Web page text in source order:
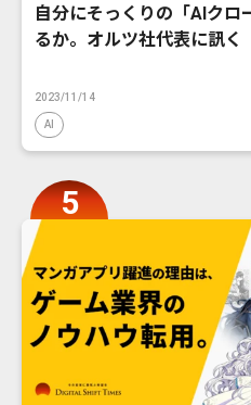
自分にそっくりの「AIクロ
るか。オルツ社代表に訊く
2023/11/14
AI